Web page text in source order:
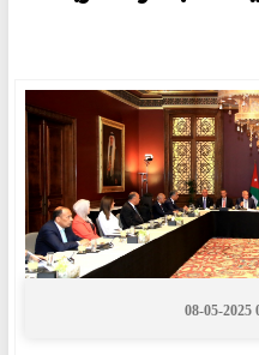
08-05-2025